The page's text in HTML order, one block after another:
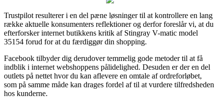
Trustpilot resulterer i en del pæne løsninger til at kontrollere en lang
række aktuelle konsumenters reflektioner og derfor foreslår vi, at du
efterforsker internet butikkens kritik af Stingray V-matic model
35154 forud for at du færdiggør din shopping.
Facebook tilbyder dig derudover temmelig gode metoder til at få
indblik i internet webshoppens pålidelighed. Desuden er der en del
outlets på nettet hvor du kan aflevere en omtale af ordreforløbet,
som på samme måde kan drages fordel af til at vurdere tilfredsheden
hos kunderne.